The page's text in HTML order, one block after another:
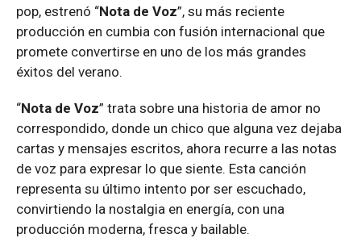
pop, estrenó “Nota de Voz”, su más reciente
producción en cumbia con fusión internacional que
promete convertirse en uno de los más grandes
éxitos del verano.
“Nota de Voz” trata sobre una historia de amor no
correspondido, donde un chico que alguna vez dejaba
cartas y mensajes escritos, ahora recurre a las notas
de voz para expresar lo que siente. Esta canción
representa su último intento por ser escuchado,
convirtiendo la nostalgia en energía, con una
producción moderna, fresca y bailable.